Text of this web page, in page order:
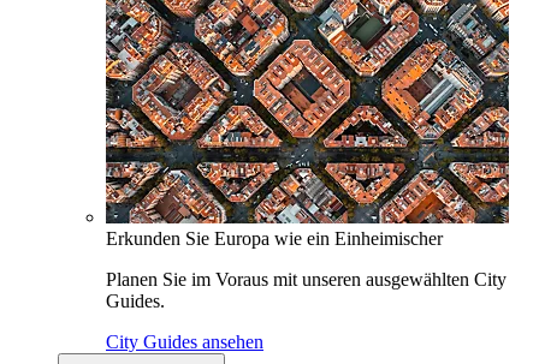
Erkunden Sie Europa wie ein Einheimischer
Planen Sie im Voraus mit unseren ausgewählten City
Guides.
City Guides ansehen